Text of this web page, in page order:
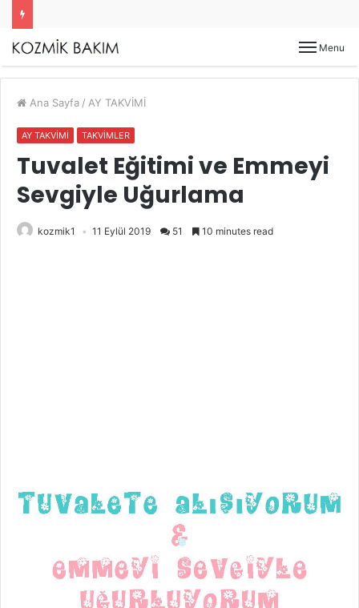
Menu
Ana Sayfa / AY TAKVİMİ
AY TAKVİMİ TAKVİMLER
Tuvalet Eğitimi ve Emmeyi
Sevgiyle Uğurlama
kozmik1 11 Eylül 2019 51 10 minutes read